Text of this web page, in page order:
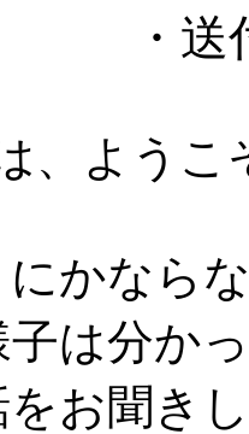
・
、よう
かなら
は分か
お聞き